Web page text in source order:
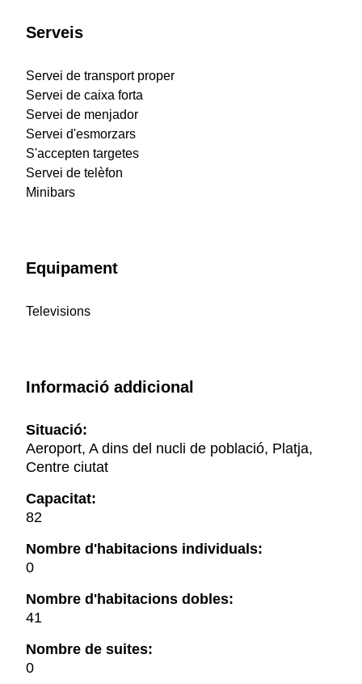
Serveis
Servei de transport proper
Servei de caixa forta
Servei de menjador
Servei d'esmorzars
S'accepten targetes
Servei de telèfon
Minibars
Equipament
Televisions
Informació addicional
Situació:
Aeroport, A dins del nucli de població, Platja,
Centre ciutat
Capacitat:
82
Nombre d'habitacions individuals:
0
Nombre d'habitacions dobles:
41
Nombre de suites:
0